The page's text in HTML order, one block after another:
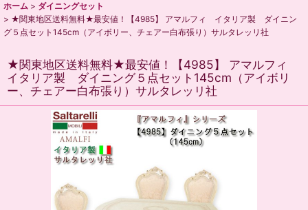
ホーム > ダイニングセット
> ★関東地区送料無料★最安値！【4985】 アマルフィ イタリア製 ダイニン
グ５点セット145cm（アイボリー、チェアー白布張り）サルタレッリ社
★関東地区送料無料★最安値！【4985】 アマルフィ
イタリア製 ダイニング５点セット145cm（アイボリ
ー、チェアー白布張り）サルタレッリ社